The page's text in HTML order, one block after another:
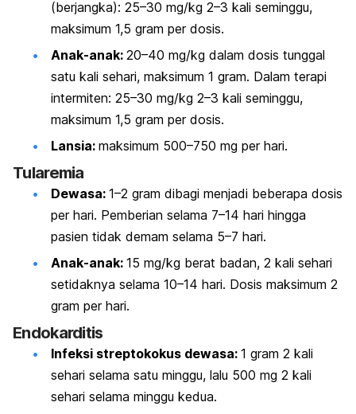
(berjangka): 25–30 mg/kg 2–3 kali seminggu,
maksimum 1,5 gram per dosis.
Anak-anak: 20–40 mg/kg dalam dosis tunggal
satu kali sehari, maksimum 1 gram. Dalam terapi
intermiten: 25–30 mg/kg 2–3 kali seminggu,
maksimum 1,5 gram per dosis.
Lansia: maksimum 500–750 mg per hari.
Tularemia
Dewasa: 1–2 gram dibagi menjadi beberapa dosis
per hari. Pemberian selama 7–14 hari hingga
pasien tidak demam selama 5–7 hari.
Anak-anak: 15 mg/kg berat badan, 2 kali sehari
setidaknya selama 10–14 hari. Dosis maksimum 2
gram per hari.
Endokarditis
Infeksi streptokokus dewasa: 1 gram 2 kali
sehari selama satu minggu, lalu 500 mg 2 kali
sehari selama minggu kedua.